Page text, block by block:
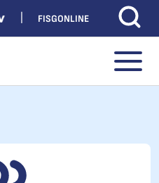
FISGONLINE